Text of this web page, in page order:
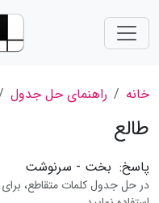
خانه راهنمای حل جدول
طالع
پاسخ: بخت - سرنوشت
در حل جدول کلمات متقاطع،